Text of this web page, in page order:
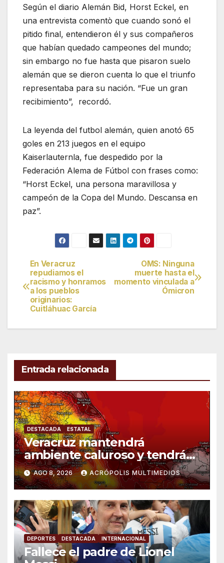
Según el diario Alemán Bid, Horst Eckel, en
una entrevista comentò que cuando sonó el
pitido final, entendieron él y sus compañeros
que habían quedado campeones del mundo;
sin embargo no fue hasta que pisaron suelo
alemán que se dieron cuenta lo que el triunfo
representaba para su nación. “Fue un gran
recibimiento”, recordó.
La leyenda del futbol alemán, quien anotó 65
goles en 213 juegos en el equipo
Kaiserlauternla, fue despedido por la
Federación Alema de Fútbol con frases como:
“Horst Eckel, una persona maravillosa y
campeón de la Copa del Mundo. Descansa en
paz”.
Navegación
de
entradas
OMS: Ninguna
muerte hasta el
momento vinculada a
Ómicron
En Veracruz
repudiamos el
racismo y honramos
a los pueblos
originarios:
Cuitláhuac García
Entrada relacionada
DESTACADA ESTATAL
Veracruz mantendrá
ambiente caluroso y tendrá
lluvias
AGO 8, 2026 ACRÓPOLIS MULTIMEDIOS
DEPORTES DESTACADA INTERNACIONAL
Fallece el padre de Lionel